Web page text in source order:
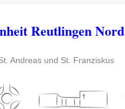
Reutlingen Nord
Andreas und St. Franziskus